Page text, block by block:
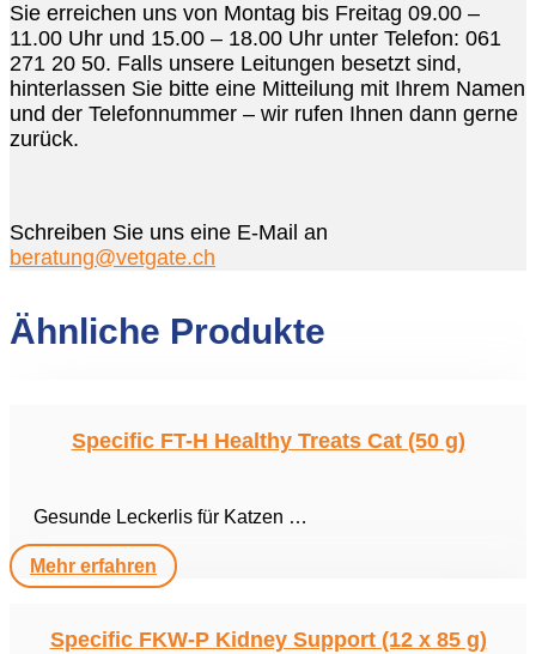
Sie erreichen uns von Montag bis Freitag 09.00 –
11.00 Uhr und 15.00 – 18.00 Uhr unter Telefon: 061
271 20 50. Falls unsere Leitungen besetzt sind,
hinterlassen Sie bitte eine Mitteilung mit Ihrem Namen
und der Telefonnummer – wir rufen Ihnen dann gerne
zurück.
Schreiben Sie uns eine E-Mail an
beratung@vetgate.ch
Ähnliche Produkte
Specific FT-H Healthy Treats Cat (50 g)
Gesunde Leckerlis für Katzen …
Mehr erfahren
Specific FKW-P Kidney Support (12 x 85 g)